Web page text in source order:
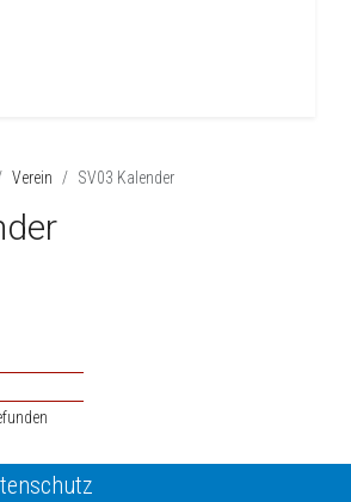
Verein SV03 Kalender